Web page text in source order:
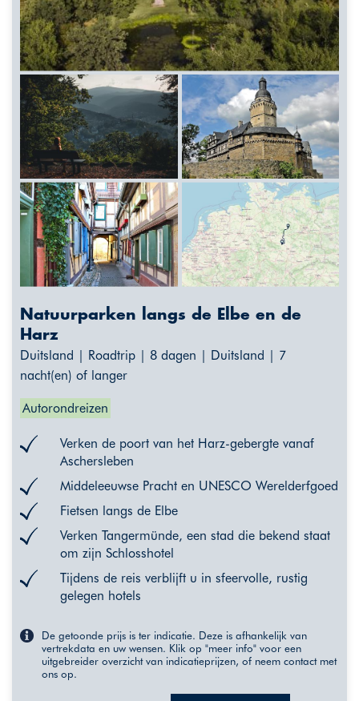
Natuurparken langs de Elbe en de
Harz
Duitsland | Roadtrip | 8 dagen | Duitsland | 7
nacht(en) of langer
Autorondreizen
Verken de poort van het Harz-gebergte vanaf
Aschersleben
Middeleeuwse Pracht en UNESCO Werelderfgoed
Fietsen langs de Elbe
Verken Tangermünde, een stad die bekend staat
om zijn Schlosshotel
Tijdens de reis verblijft u in sfeervolle, rustig
gelegen hotels
De getoonde prijs is ter indicatie. Deze is afhankelijk van
vertrekdata en uw wensen. Klik op "meer info" voor een
uitgebreider overzicht van indicatieprijzen, of neem contact met
ons op.